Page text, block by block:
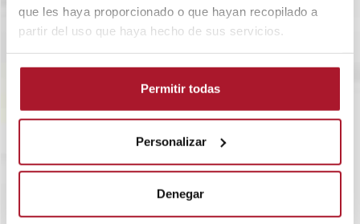
que les haya proporcionado o que hayan recopilado a
partir del uso que haya hecho de sus servicios.
Permitir todas
Personalizar
Denegar
SOBRE TRANSTEL
BLOG
POLÍTICA CORPORATIVA
OFERTAS DE EMPLEO
NUESTRA FLOTA
Camión caja abierta